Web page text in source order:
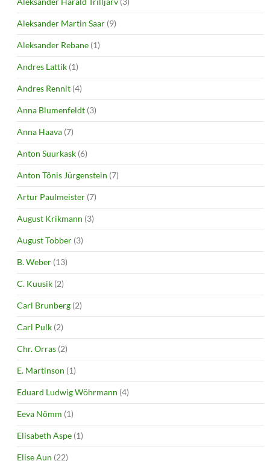
Aleksander Martin Saar (9)
Aleksander Rebane (1)
Andres Lattik (1)
Andres Rennit (4)
Anna Blumenfeldt (3)
Anna Haava (7)
Anton Suurkask (6)
Anton Tõnis Jürgenstein (7)
Artur Paulmeister (7)
August Krikmann (3)
August Tobber (3)
B. Weber (13)
C. Kuusik (2)
Carl Brunberg (2)
Carl Pulk (2)
Chr. Orras (2)
E. Martinson (1)
Eduard Ludwig Wöhrmann (4)
Eeva Nõmm (1)
Elisabeth Aspe (1)
Elise Aun (22)